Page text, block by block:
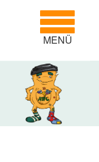
Toggle
MENÜ